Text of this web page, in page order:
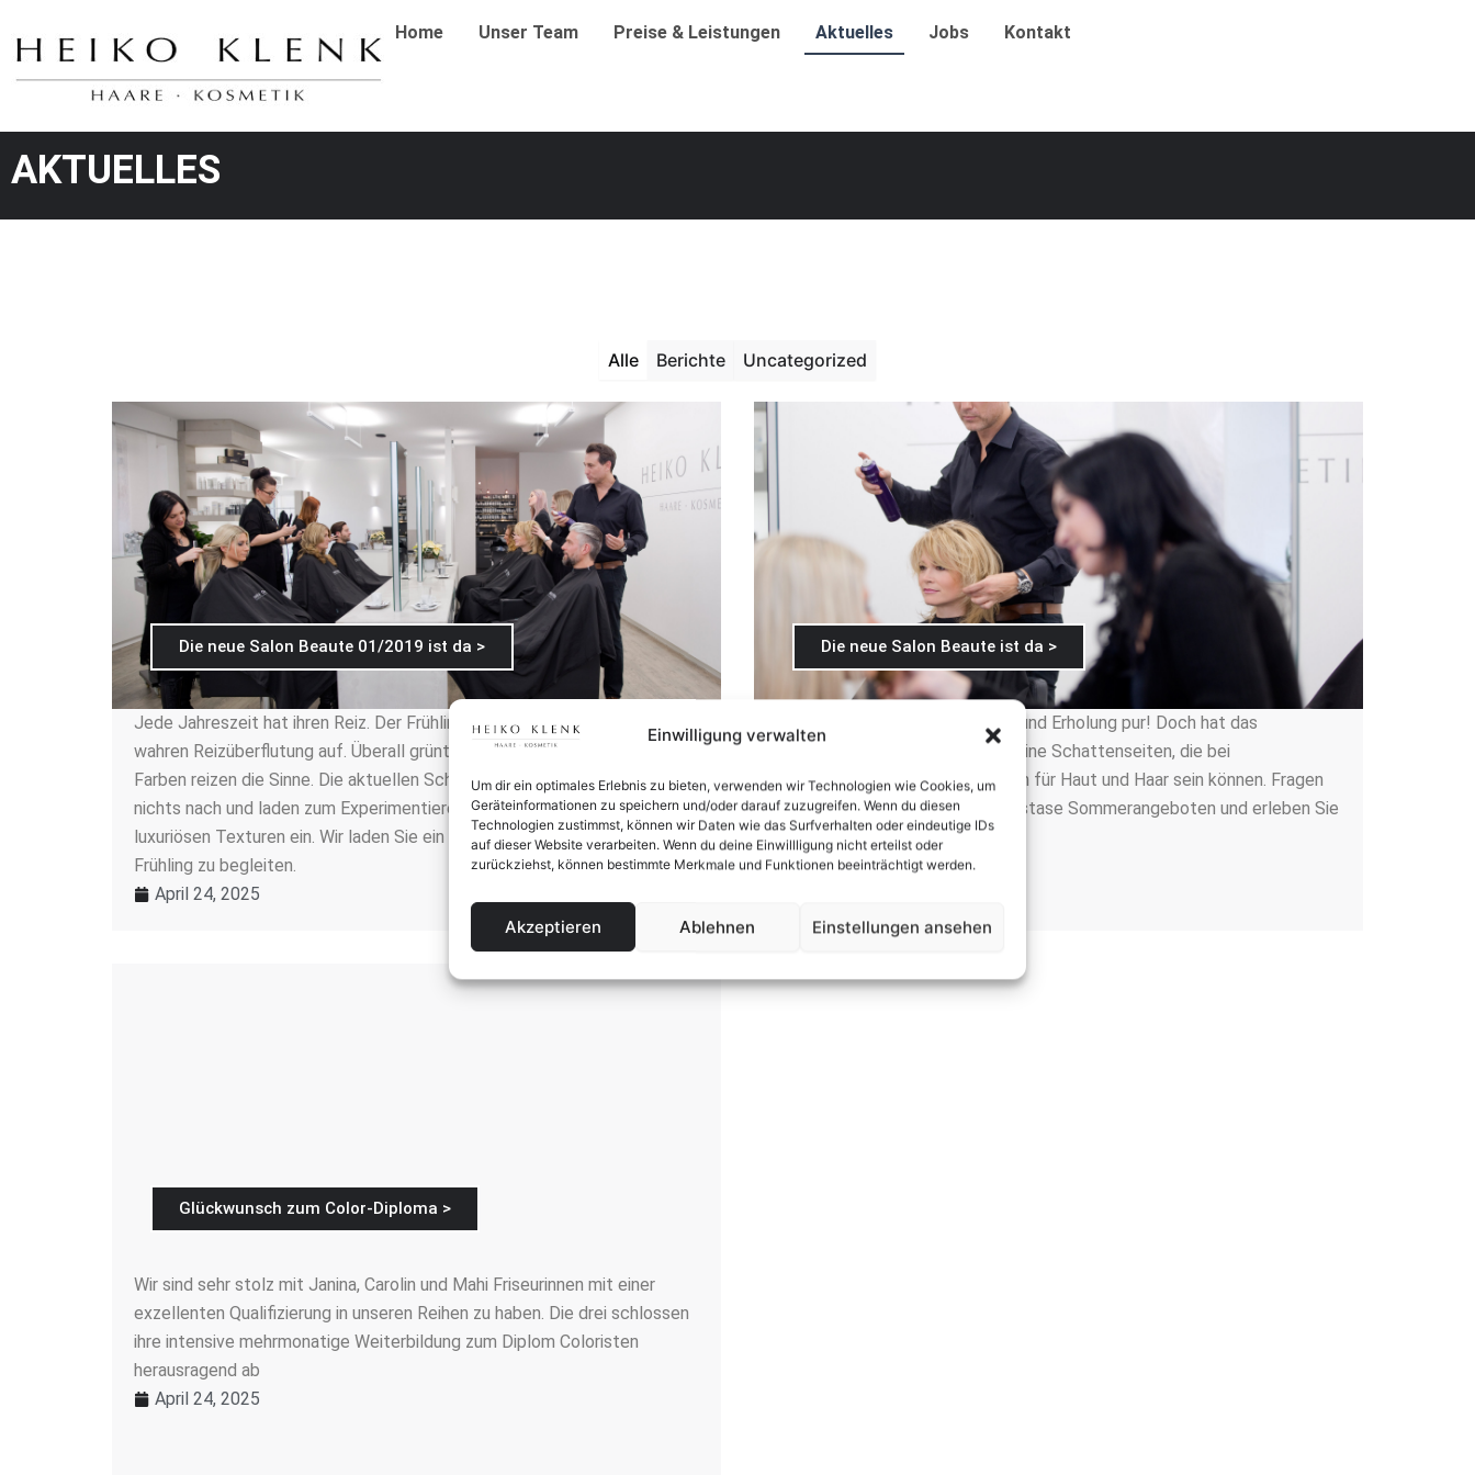
Einwilligung verwalten
Um dir ein optimales Erlebnis zu bieten, verwenden wir Technologien wie Cookies, um
Geräteinformationen zu speichern und/oder darauf zuzugreifen. Wenn du diesen
Technologien zustimmst, können wir Daten wie das Surfverhalten oder eindeutige IDs
auf dieser Website verarbeiten. Wenn du deine Einwillligung nicht erteilst oder
zurückziehst, können bestimmte Merkmale und Funktionen beeinträchtigt werden.
Akzeptieren Ablehnen Einstellungen ansehen
Inhalt
Home Unser Team Preise & Leistungen Aktuelles Jobs Kontakt
AKTUELLES
Berichte Uncategorized
Alle
Die neue Salon Beaute 01/2019 ist da >
Jede Jahreszeit hat ihren Reiz. Der Frühling allerdings wartet mit einer
wahren Reizüberflutung auf. Überall grünt und sprießt es, Düfte und
Farben reizen die Sinne. Die aktuellen Schminktrends stehen der Natur in
nichts nach und laden zum Experimentieren mit leuchtenden Farben und
luxuriösen Texturen ein. Wir laden Sie ein Sie in einen strahlend schönen
Frühling zu begleiten.
April 24, 2025
Die neue Salon Beaute ist da >
Sommer, das ist Sonne, Genuss und Erholung pur! Doch hat das
wunderbare Sonnenlicht auch seine Schattenseiten, die bei
ungenügendem Schutz schädlich für Haut und Haar sein können. Fragen
Sie uns nach den aktuellen Kérastase Sommerangeboten und erleben Sie
einen schönen Sommer!
April 24, 2025
Glückwunsch zum Color-Diploma >
Wir sind sehr stolz mit Janina, Carolin und Mahi Friseurinnen mit einer
exzellenten Qualifizierung in unseren Reihen zu haben. Die drei schlossen
ihre intensive mehrmonatige Weiterbildung zum Diplom Coloristen
herausragend ab
April 24, 2025